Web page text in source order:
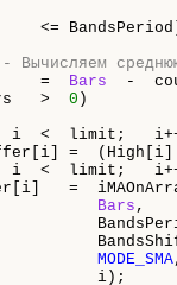
= Bars -
> 0 )
i  <  limit;
=  (High[i]
i  <  limit;
=
Bars ,
MODE_SMA